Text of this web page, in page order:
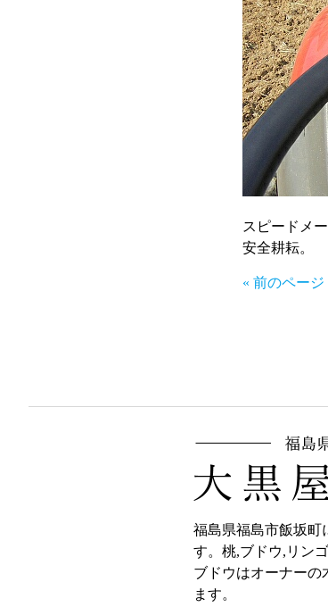
スピードメ
安全耕耘。
« 前のページ
福島県福島市飯坂町
す。桃,ブドウ,リン
ブドウはオーナーの
ます。